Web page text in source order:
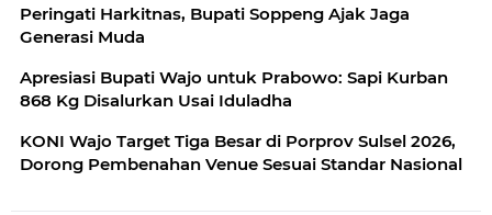
Peringati Harkitnas, Bupati Soppeng Ajak Jaga
Generasi Muda
Apresiasi Bupati Wajo untuk Prabowo: Sapi Kurban
868 Kg Disalurkan Usai Iduladha
KONI Wajo Target Tiga Besar di Porprov Sulsel 2026,
Dorong Pembenahan Venue Sesuai Standar Nasional